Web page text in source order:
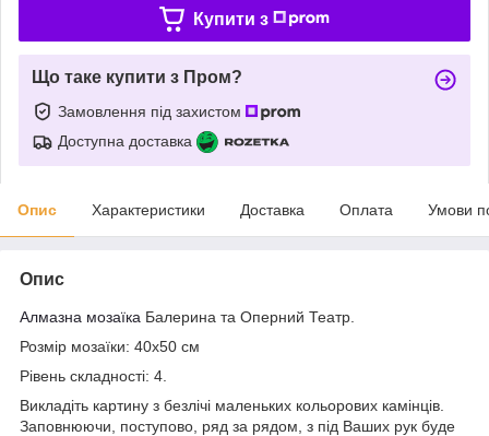
Купити з
Що таке купити з Пром?
Замовлення під захистом
Доступна доставка
Опис Характеристики Доставка Оплата Умови
Опис
Алмазна мозаїка Балерина та Оперний Театр.
Розмір мозаїки: 40x50 см
Рівень складності: 4.
Викладіть картину з безлічі маленьких кольорових камінців.
Заповнюючи, поступово, ряд за рядом, з під Ваших рук буде